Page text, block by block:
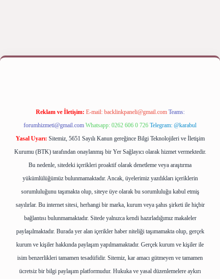
yapbetexper bahis
Reklam ve İletişim: E-mail: backlinkpaneli@gmail.com Teams:
forumhizmeti@gmail.com Whatsapp: 0262 606 0 726 Telegram: @karabul
Yasal Uyarı: Sitemiz, 5651 Sayılı Kanun gereğince Bilgi Teknolojileri ve İletişim
Kurumu (BTK) tarafından onaylanmış bir Yer Sağlayıcı olarak hizmet vermektedir.
Bu nedenle, sitedeki içerikleri proaktif olarak denetleme veya araştırma
yükümlülüğümüz bulunmamaktadır. Ancak, üyelerimiz yazdıkları içeriklerin
sorumluluğunu taşımakta olup, siteye üye olarak bu sorumluluğu kabul etmiş
sayılırlar. Bu internet sitesi, herhangi bir marka, kurum veya şahıs şirketi ile hiçbir
bağlantısı bulunmamaktadır. Sitede yalnızca kendi hazırladığımız makaleler
paylaşılmaktadır. Burada yer alan içerikler haber niteliği taşımamakta olup, gerçek
kurum ve kişiler hakkında paylaşım yapılmamaktadır. Gerçek kurum ve kişiler ile
isim benzerlikleri tamamen tesadüfidir. Sitemiz, kar amacı gütmeyen ve tamamen
ücretsiz bir bilgi paylaşım platformudur. Hukuka ve yasal düzenlemelere aykırı